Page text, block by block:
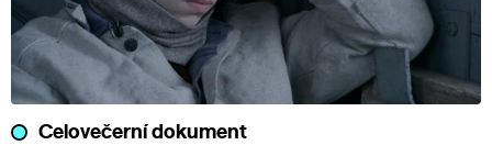
Celovečerní dokument